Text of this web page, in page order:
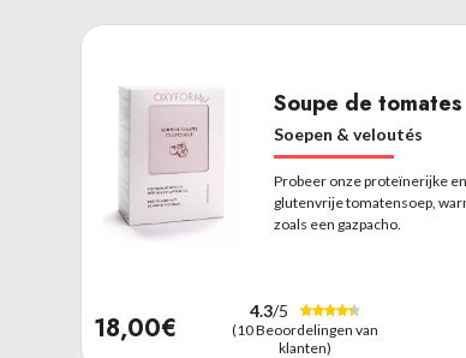
Soupe de tomates
Soepen & veloutés
Probeer onze proteïnerijke en
glutenvrije tomatensoep,
zoals een gazpacho.
18,00€
4.3/5
(10 Beoordelingen van
klanten)